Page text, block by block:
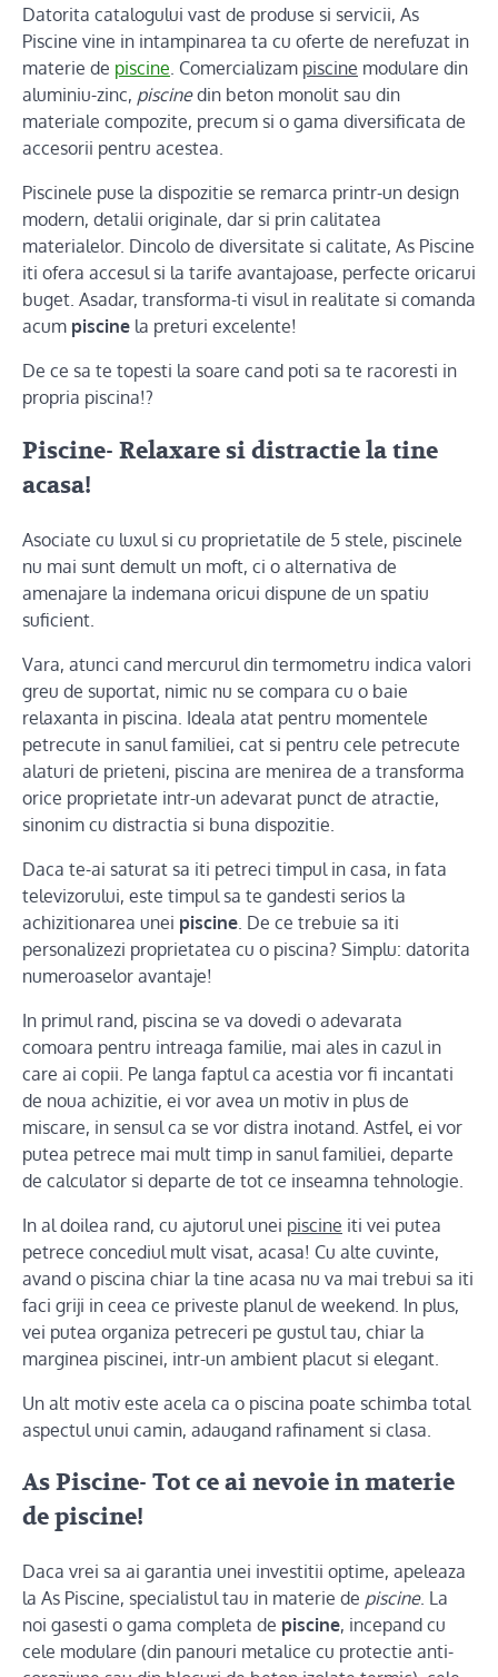
Datorita catalogului vast de produse si servicii, As
Piscine vine in intampinarea ta cu oferte de nerefuzat in
materie de piscine. Comercializam piscine modulare din
aluminiu-zinc, piscinedin beton monolit sau din
materiale compozite, precum si o gama diversificata de
accesorii pentru acestea.
Piscinele puse la dispozitie se remarca printr-un design
modern, detalii originale, dar si prin calitatea
materialelor. Dincolo de diversitate si calitate, As Piscine
iti ofera accesul si la tarife avantajoase, perfecte oricarui
buget. Asadar, transforma-ti visul in realitate si comanda
acum piscine la preturi excelente!
De ce sa te topesti la soare cand poti sa te racoresti in
propria piscina!?
Piscine- Relaxare si distractie la tine
acasa!
Asociate cu luxul si cu proprietatile de 5 stele, piscinele
nu mai sunt demult un moft, ci o alternativa de
amenajare la indemana oricui dispune de un spatiu
suficient.
Vara, atunci cand mercurul din termometru indica valori
greu de suportat, nimic nu se compara cu o baie
relaxanta in piscina. Ideala atat pentru momentele
petrecute in sanul familiei, cat si pentru cele petrecute
alaturi de prieteni, piscina are menirea de a transforma
orice proprietate intr-un adevarat punct de atractie,
sinonim cu distractia si buna dispozitie.
Daca te-ai saturat sa iti petreci timpul in casa, in fata
televizorului, este timpul sa te gandesti serios la
achizitionarea unei piscine . De ce trebuie sa iti
personalizezi proprietatea cu o piscina? Simplu: datorita
numeroaselor avantaje!
In primul rand, piscina se va dovedi o adevarata
comoara pentru intreaga familie, mai ales in cazul in
care ai copii. Pe langa faptul ca acestia vor fi incantati
de noua achizitie, ei vor avea un motiv in plus de
miscare, in sensul ca se vor distra inotand. Astfel, ei vor
putea petrece mai mult timp in sanul familiei, departe
de calculator si departe de tot ce inseamna tehnologie.
In al doilea rand, cu ajutorul unei piscine iti vei putea
petrece concediul mult visat, acasa! Cu alte cuvinte,
avand o piscina chiar la tine acasa nu va mai trebui sa iti
faci griji in ceea ce priveste planul de weekend. In plus,
vei putea organiza petreceri pe gustul tau, chiar la
marginea piscinei, intr-un ambient placut si elegant.
Un alt motiv este acela ca o piscina poate schimba total
aspectul unui camin, adaugand rafinament si clasa.
As Piscine- Tot ce ai nevoie in materie
de piscine!
Daca vrei sa ai garantia unei investitii optime, apeleaza
la As Piscine, specialistul tau in materie de piscine. La
noi gasesti o gama completa de piscine, incepand cu
cele modulare (din panouri metalice cu protectie anti-